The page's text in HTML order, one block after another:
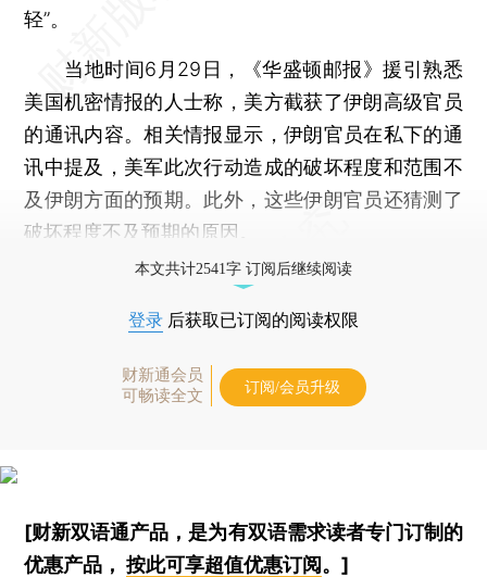
轻”。
当地时间6月29日，《华盛顿邮报》援引熟悉
美国机密情报的人士称，美方截获了伊朗高级官员
的通讯内容。相关情报显示，伊朗官员在私下的通
讯中提及，美军此次行动造成的破坏程度和范围不
及伊朗方面的预期。此外，这些伊朗官员还猜测了
破坏程度不及预期的原因。
本文共计2541字 订阅后继续阅读
登录 后获取已订阅的阅读权限
财新通会员
可畅读全文
订阅/会员升级
[财新双语通产品，是为有双语需求读者专门订制的
优惠产品，按此可享超值优惠订阅 。]